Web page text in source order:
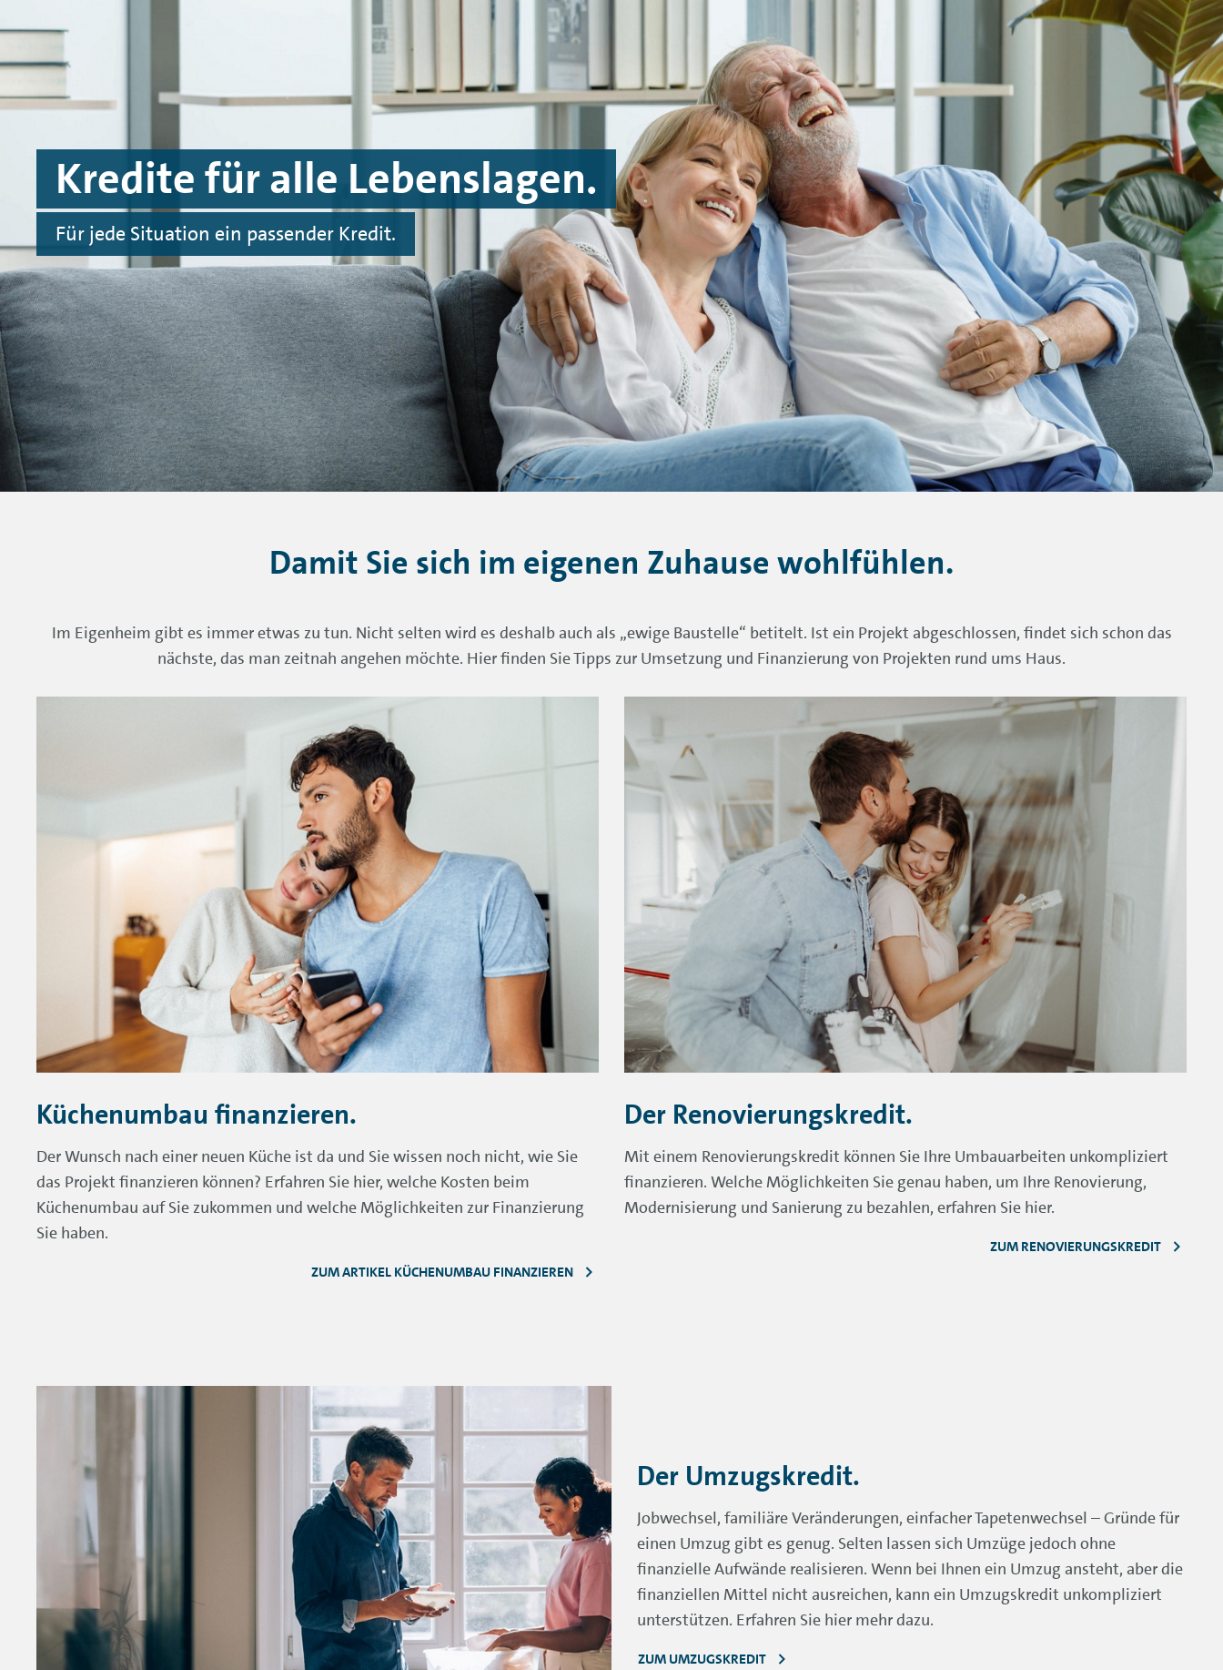
Spinge zu Hauptinhalten
Springe zu Footer
Kredite für alle Lebenslagen.
Für jede Situation ein passender Kredit.
Damit Sie sich im eigenen Zuhause wohlfühlen.
Im Eigenheim gibt es immer etwas zu tun. Nicht selten wird es deshalb auch als „ewige Baustelle“ betitelt. Ist ein Projekt abgeschlossen, findet sich schon das
nächste, das man zeitnah angehen möchte. Hier finden Sie Tipps zur Umsetzung und Finanzierung von Projekten rund ums Haus.
Küchenumbau finanzieren.
Der Wunsch nach einer neuen Küche ist da und Sie wissen noch nicht, wie Sie
das Projekt finanzieren können? Erfahren Sie hier, welche Kosten beim
Küchenumbau auf Sie zukommen und welche Möglichkeiten zur Finanzierung
Sie haben.
ZUM ARTIKEL KÜCHENUMBAU FINANZIEREN
Der Renovierungskredit.
Mit einem Renovierungskredit können Sie Ihre Umbauarbeiten unkompliziert
finanzieren. Welche Möglichkeiten Sie genau haben, um Ihre Renovierung,
Modernisierung und Sanierung zu bezahlen, erfahren Sie hier.
ZUM RENOVIERUNGSKREDIT
Der Umzugskredit.
Jobwechsel, familiäre Veränderungen, einfacher Tapetenwechsel – Gründe für
einen Umzug gibt es genug. Selten lassen sich Umzüge jedoch ohne
finanzielle Aufwände realisieren. Wenn bei Ihnen ein Umzug ansteht, aber die
finanziellen Mittel nicht ausreichen, kann ein Umzugskredit unkompliziert
unterstützen. Erfahren Sie hier mehr dazu.
ZUM UMZUGSKREDIT